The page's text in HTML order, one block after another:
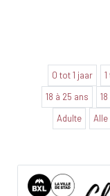
0 tot 1 jaar
18 à 25 ans
Adulte
Alle